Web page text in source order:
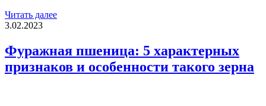
Читать далее
3.02.2023
Фуражная пшеница: 5 характерных
признаков и особенности такого зерна